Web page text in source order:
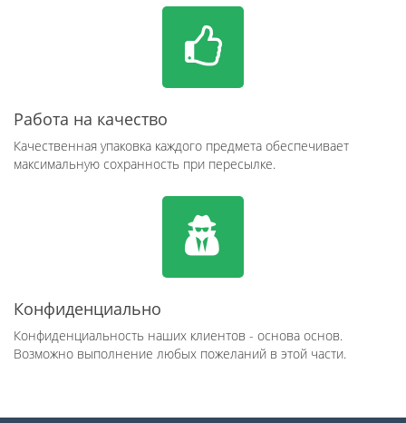
Работа на качество
Качественная упаковка каждого предмета обеспечивает
максимальную сохранность при пересылке.
Конфиденциально
Конфиденциальность наших клиентов - основа основ.
Возможно выполнение любых пожеланий в этой части.